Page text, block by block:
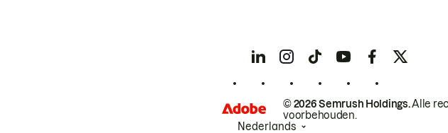
© 2026 Semrush Holdings.Alle
voorbehouden.
Nederlands